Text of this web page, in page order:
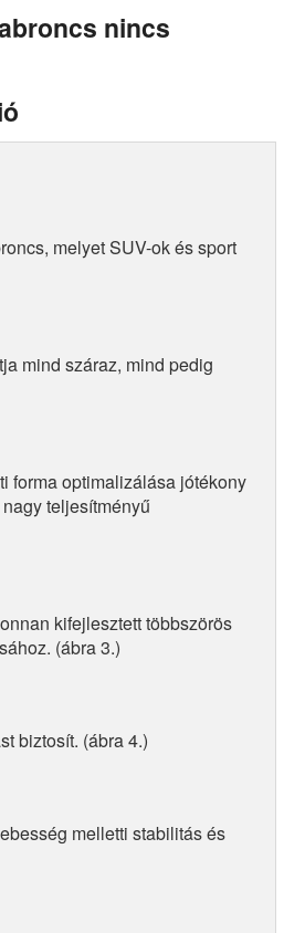
nincs
melyet SUV-ok és sport
mind száraz, mind pedig
forma optimalizálása jótékony
teljesítményű
kifejlesztett többszörös
(ábra 3.)
biztosít. (ábra 4.)
melletti stabilitás és